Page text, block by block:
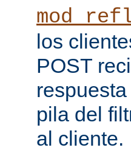
los
POST
pila del
al cliente.